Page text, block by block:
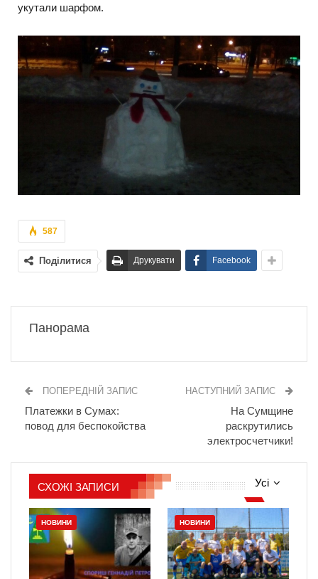
укутали шарфом.
587
Поділитися Друкувати Facebook
Панорама
ПОПЕРЕДНІЙ ЗАПИС
Платежки в Сумах:
повод для беспокойства
НАСТУПНИЙ ЗАПИС
На Сумщине
раскрутились
электросчетчики!
Усі
СХОЖІ ЗАПИСИ
НОВИНИ НОВИНИ